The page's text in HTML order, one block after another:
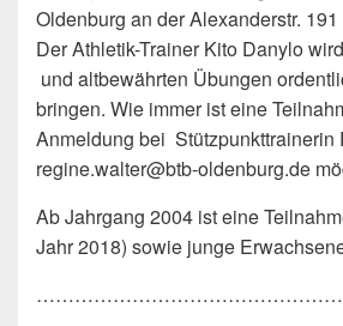
Oldenburg an der Alexanderstr.
Der Athletik-Trainer Kito Danylo
und altbewährten Übungen
bringen. Wie immer ist eine
Anmeldung bei Stützpunkttrainerin
regine.walter@btb-oldenburg.de
Ab Jahrgang 2004 ist eine
Jahr 2018) sowie junge